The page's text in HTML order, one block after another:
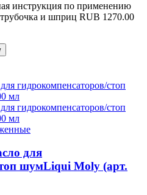
инструкция по применению
и шприц RUB 1270.00
для
шумLiqui Moly (арт.